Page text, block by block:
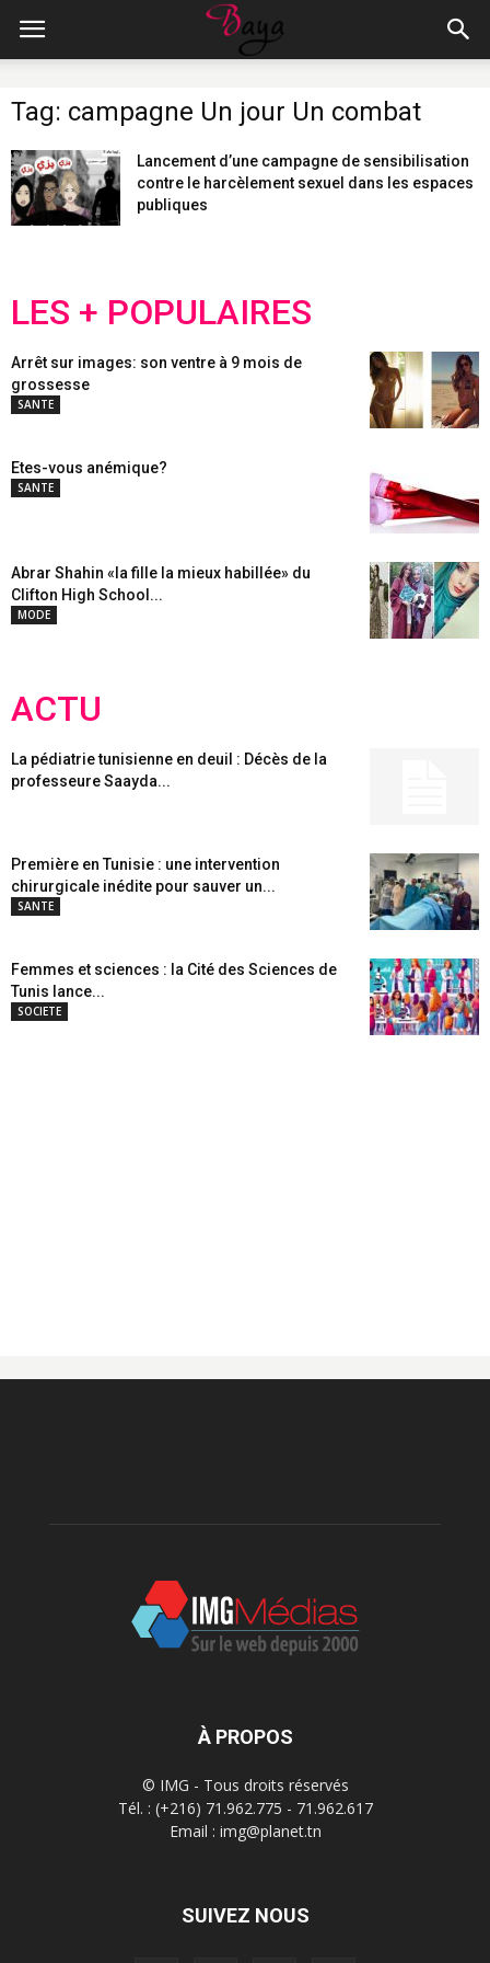
Tag: campagne Un jour Un combat
Lancement d’une campagne de sensibilisation
contre le harcèlement sexuel dans les espaces
publiques
LES + POPULAIRES
Arrêt sur images: son ventre à 9 mois de
grossesse
SANTE
Etes-vous anémique?
SANTE
Abrar Shahin «la fille la mieux habillée» du
Clifton High School...
MODE
ACTU
La pédiatrie tunisienne en deuil : Décès de la
professeure Saayda...
Première en Tunisie : une intervention
chirurgicale inédite pour sauver un...
SANTE
Femmes et sciences : la Cité des Sciences de
Tunis lance...
SOCIETE
À PROPOS
© IMG - Tous droits réservés
Tél. : (+216) 71.962.775 - 71.962.617
Email : img@planet.tn
SUIVEZ NOUS